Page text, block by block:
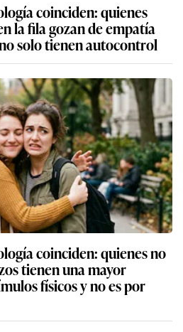
coinciden: quienes
la fila gozan de empatía
solo tienen autocontrol
coinciden: quienes no
tienen una mayor
físicos y no es por